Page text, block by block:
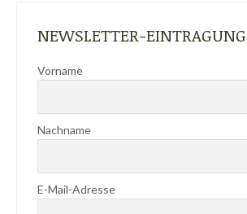
NEWSLETTER-EINTRAGUNG
Vorname
Nachname
E-Mail-Adresse